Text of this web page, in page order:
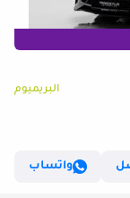
البريميوم
واتساب